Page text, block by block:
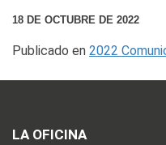
18 DE OCTUBRE DE 2022
Publicado en 2022
LA OFICINA